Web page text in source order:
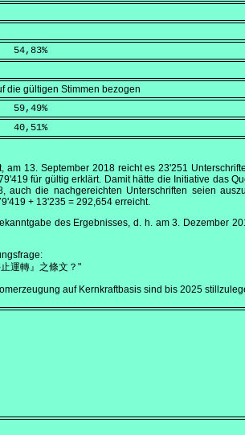
54,83
%
die gültigen Stimmen bezogen
59,49
%
40,51
%
am 13. September 2018reicht es 23'251
für gültig erklärt. Damit hätte die Initiative das
, auch die nachgereichten Unterschriften seien
+ 13'235 = 292,654 erreicht.
des Ergebnisses, d. h. am3. Dezember
運轉』之條文？"
auf Kernkraftbasis sind bis 2025